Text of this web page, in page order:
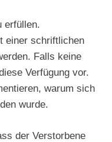
erfüllen.
einer schriftlichen
Falls keine
Verfügung vor.
warum sich
wurde.
der Verstorbene